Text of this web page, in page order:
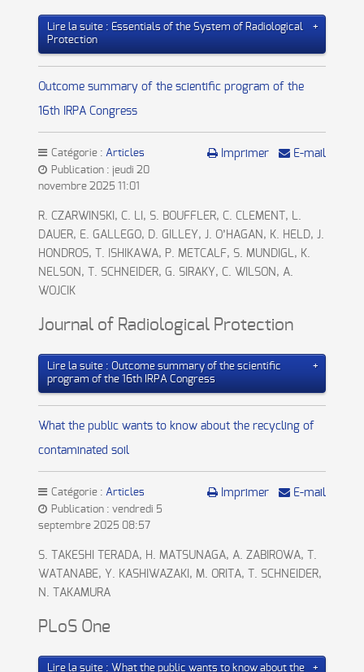
Lire la suite : Essentials of the System of Radiological
Protection
Outcome summary of the scientific program of the
16th IRPA Congress
Imprimer E-mail
Catégorie : Articles
Publication : jeudi 20
novembre 2025 11:01
R. CZARWINSKI, C. LI, S. BOUFFLER, C. CLEMENT, L.
DAUER, E. GALLEGO, D. GILLEY, J. O’HAGAN, K. HELD, J.
HONDROS, T. ISHIKAWA, P. METCALF, S. MUNDIGL, K.
NELSON, T. SCHNEIDER, G. SIRAKY, C. WILSON, A.
WOJCIK
Journal of Radiological Protection
Lire la suite : Outcome summary of the scientific
program of the 16th IRPA Congress
What the public wants to know about the recycling of
contaminated soil
Imprimer E-mail
Catégorie : Articles
Publication : vendredi 5
septembre 2025 08:57
S. TAKESHI TERADA, H. MATSUNAGA, A. ZABIROWA, T.
WATANABE, Y. KASHIWAZAKI, M. ORITA, T. SCHNEIDER,
N. TAKAMURA
PLoS One
Lire la suite : What the public wants to know about the